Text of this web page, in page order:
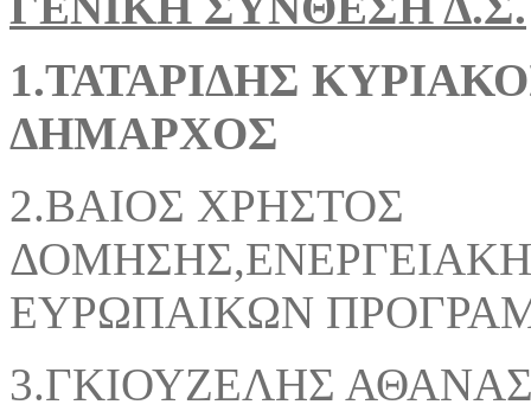
ΔΗΜΑΡΧΟΣ
2.ΒΑΙΟΣ
ΕΥΡΩΠΑΙΚΩΝ